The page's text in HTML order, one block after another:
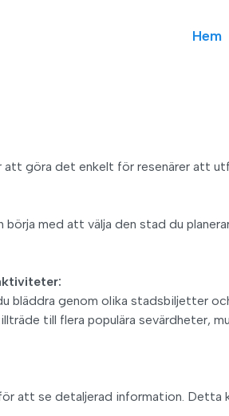
Hem
göra det enkelt för resenärer att
börja med att välja den stad du
bläddra genom olika stadsbiljetter
till flera populära sevärdheter,
att se detaljerad information.